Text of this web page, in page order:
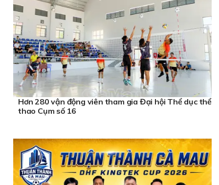
Hơn 280 vận động viên tham gia Đại hội Thể dục thể
thao Cụm số 16